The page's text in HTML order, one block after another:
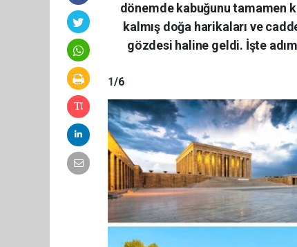
dönemde kabuğunu tamamen
kalmış doğa harikaları ve
gözdesi haline geldi. İşte
1/6